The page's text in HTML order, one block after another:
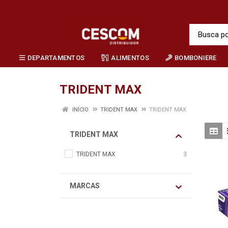
DEPARTAMENTOS ALIMENTOS BOMBONIERE
TRIDENT MAX
INÍCIO TRIDENT MAX TRIDENT MAX
TRIDENT MAX
TRIDENT MAX 3
MARCAS